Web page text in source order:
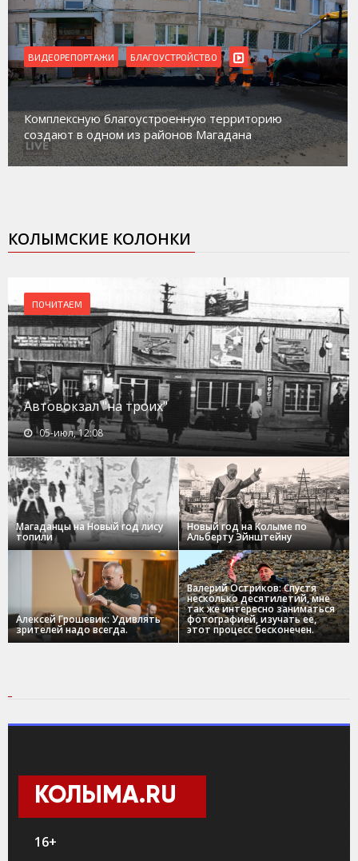
ВИДЕОРЕПОРТАЖИ БЛАГОУСТРОЙСТВО
Комплексную благоустроенную территорию
создают в одном из районов Магадана
КОЛЫМСКИЕ КОЛОНКИ
ПОЧИТАЕМ
Автовокзал "на троих"
05-июл, 12:08
Магаданцы на Новый год лису
топили
Новый год на Колыме по
Альберту Эйнштейну
Алексей Грошевик: Удивлять
зрителей надо всегда.
Валерий Остриков: Спустя
несколько десятилетий, мне
так же интересно заниматься
фотографией, изучать ее,
этот процесс бесконечен.
КОЛЫМА.RU
16+